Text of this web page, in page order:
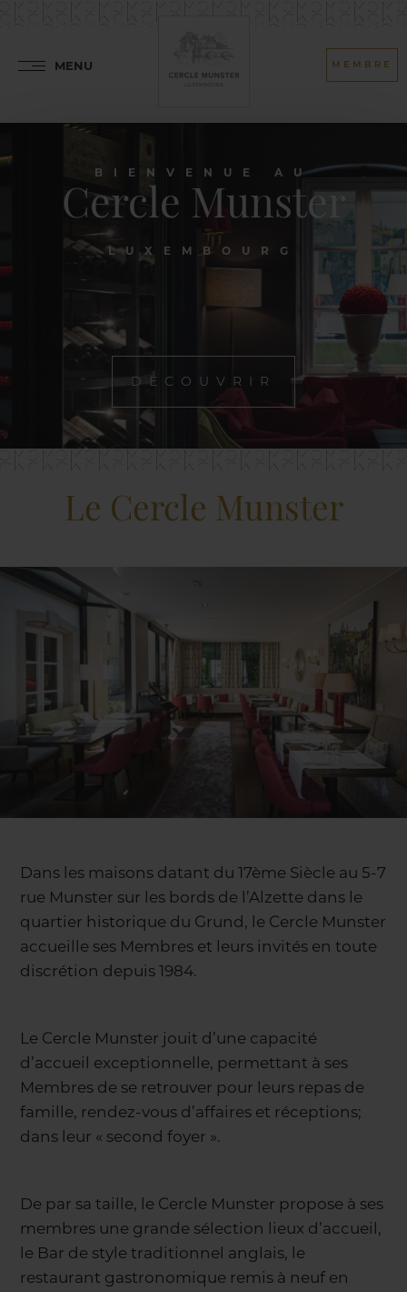
MENU MEMBRE
BIENVENUE AU
Cercle Munster
LUXEMBOURG
DÉCOUVRIR
Le Cercle Munster
Dans les maisons datant du 17ème Siècle au 5-7
rue Munster sur les bords de l’Alzette dans le
quartier historique du Grund, le Cercle Munster
accueille ses Membres et leurs invités en toute
discrétion depuis 1984.
Le Cercle Munster jouit d’une capacité
d’accueil exceptionnelle, permettant à ses
Membres de se retrouver pour leurs repas de
famille, rendez-vous d’affaires et réceptions;
dans leur « second foyer ».
De par sa taille, le Cercle Munster propose à ses
membres une grande sélection lieux d’accueil,
le Bar de style traditionnel anglais, le
restaurant gastronomique remis à neuf en